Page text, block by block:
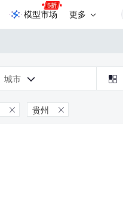
模型市场 更多
城市  
 贵州 